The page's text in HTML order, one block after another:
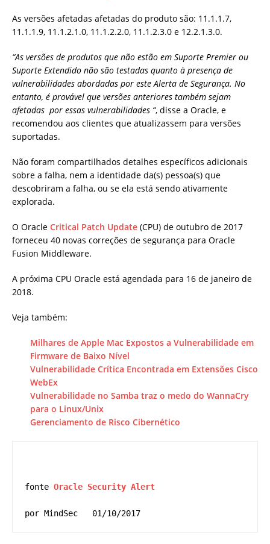
As versões afetadas afetadas do produto são: 11.1.1.7,
11.1.1.9, 11.1.2.1.0, 11.1.2.2.0, 11.1.2.3.0 e 12.2.1.3.0.
“As versões de produtos que não estão em Suporte Premier ou
Suporte Extendido não são testadas quanto à presença de
vulnerabilidades abordadas por este Alerta de Segurança. No
entanto, é provável que versões anteriores também sejam
afetadas por essas vulnerabilidades “, disse a Oracle, e
recomendou aos clientes que atualizassem para versões
suportadas.
Não foram compartilhados detalhes específicos adicionais
sobre a falha, nem a identidade da(s) pessoa(s) que
descobriram a falha, ou se ela está sendo ativamente
explorada.
O Oracle Critical Patch Update (CPU) de outubro de 2017
forneceu 40 novas correções de segurança para Oracle
Fusion Middleware.
A próxima CPU Oracle está agendada para 16 de janeiro de
2018.
Veja também:
Milhares de Apple Mac Expostos a Vulnerabilidade em
Firmware de Baixo Nível
Vulnerabilidade Crítica Encontrada em Extensões Cisco
WebEx
Vulnerabilidade no Samba traz o medo do WannaCry
para o Linux/Unix
Gerenciamento de Risco Cibernético
fonte Oracle Security Alert
por MindSec   01/10/2017